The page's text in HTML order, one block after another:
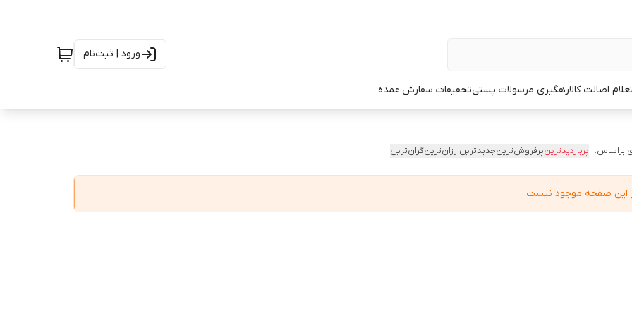
ورود | ثبت‌نام
اصالت کالارهگیری مرسولات پستیتخفیفات سفارش عمده
براساس: پربازدیدترینپرفروش‌ترینجدیدترینارزان‌ترینگران‌ترین
این صفحه موجود نیست